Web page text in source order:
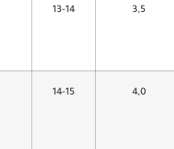
13-14 3,5
14-15 4,0